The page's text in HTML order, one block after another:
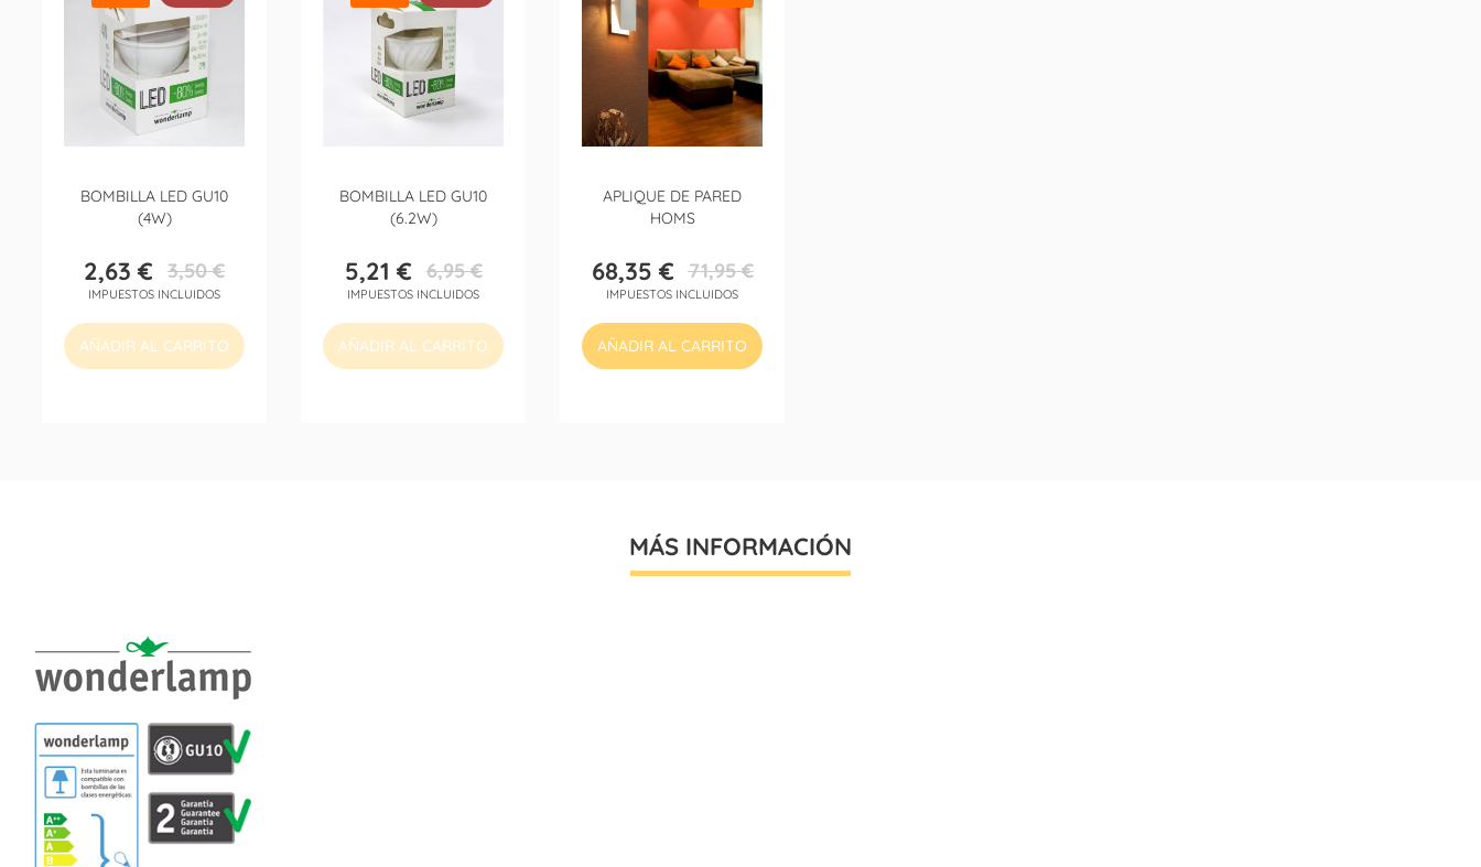
BOMBILLA LED GU10
(4W)
Precio
2,63 € Precio
base
3,50 €
IMPUESTOS INCLUIDOS
AÑADIR AL CARRITO
BOMBILLA LED GU10
(6.2W)
Precio
5,21 € Precio
base
6,95 €
IMPUESTOS INCLUIDOS
AÑADIR AL CARRITO
APLIQUE DE PARED
HOMS
Precio
68,35 €Precio
base
71,95 €
IMPUESTOS INCLUIDOS
AÑADIR AL CARRITO
MÁS INFORMACIÓN